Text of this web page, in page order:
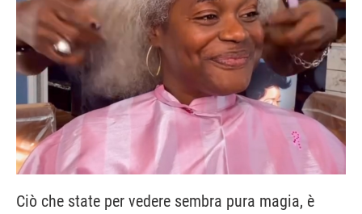
Ciò che state per vedere sembra pura magia, è